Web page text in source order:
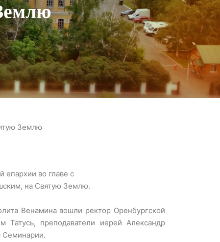
Землю
епархии во главе с
на Святую Землю.
Венамина вошли ректор Оренбургской
преподаватели иерей Александр
Семинарии.